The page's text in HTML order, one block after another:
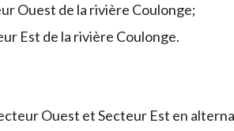
Ouest de la rivière Coulonge;
Est de la rivière Coulonge.
Ouest et Secteur Est en